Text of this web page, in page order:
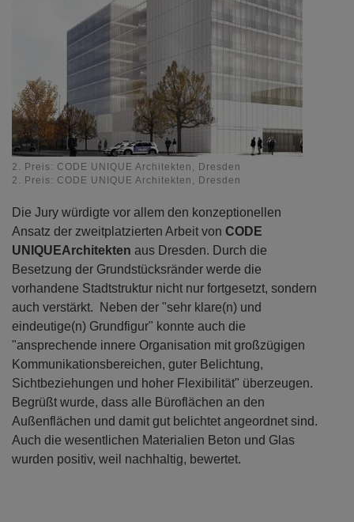
2. Preis: CODE UNIQUE Architekten, Dresden
2. Preis: CODE UNIQUE Architekten, Dresden
Die Jury würdigte vor allem den konzeptionellen
Ansatz der zweitplatzierten Arbeit von CODE
UNIQUEArchitekten aus Dresden. Durch die
Besetzung der Grundstücksränder werde die
vorhandene Stadtstruktur nicht nur fortgesetzt, sondern
auch verstärkt. Neben der "sehr klare(n) und
eindeutige(n) Grundfigur" konnte auch die
"ansprechende innere Organisation mit großzügigen
Kommunikationsbereichen, guter Belichtung,
Sichtbeziehungen und hoher Flexibilität" überzeugen.
Begrüßt wurde, dass alle Büroflächen an den
Außenflächen und damit gut belichtet angeordnet sind.
Auch die wesentlichen Materialien Beton und Glas
wurden positiv, weil nachhaltig, bewertet.